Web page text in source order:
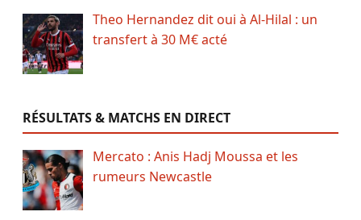
Theo Hernandez dit oui à Al-Hilal : un
transfert à 30 M€ acté
RÉSULTATS & MATCHS EN DIRECT
Mercato : Anis Hadj Moussa et les
rumeurs Newcastle